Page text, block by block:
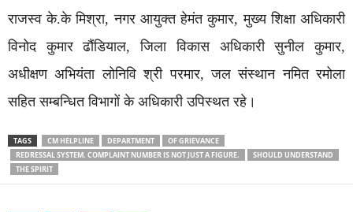
राजस्व के.के मिश्रा, नगर आयुक्त हेमंत कुमार, मुख्य शिक्षा अधिकारी
विनोद कुमार ढौंडियाल, जिला विकास अधिकारी सुनील कुमार,
अधीक्षण अभियंता लोनिवि श्री परमार, जल संस्थान नमित रमोला
सहित सम्बन्धित विभागों के अधिकारी उपिस्थत रहे।
TAGS CM HELPLINE DEPARTMENT
OF GRIEVANCE
REDRESSAL SYSTEM. COMPLAINT NUMBER IS NOT JUST A FIGURE.
SHOULD UNDERSTAND
THE SPIRIT